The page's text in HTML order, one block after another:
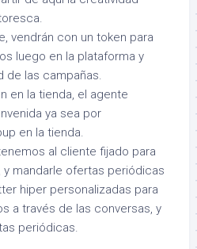
vendrán con un token para
luego en la plataforma y
de las campañas.
en la tienda, el agente
ya sea por
en la tienda.
al cliente fijado para
mandarle ofertas periódicas
hiper personalizadas para
a través de las conversas, y
periódicas.